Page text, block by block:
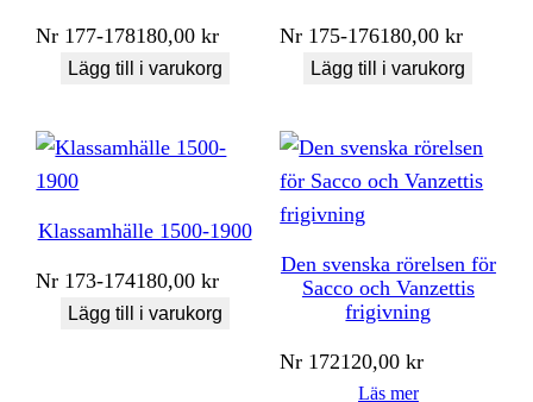
Nr 177-178180,00kr
Lägg till i varukorg
Nr 175-176180,00kr
Lägg till i varukorg
Klassamhälle 1500-1900
Nr 173-174180,00kr
Lägg till i varukorg
Den svenska rörelsen för
Sacco och Vanzettis
frigivning
Nr 172120,00kr
Läs mer